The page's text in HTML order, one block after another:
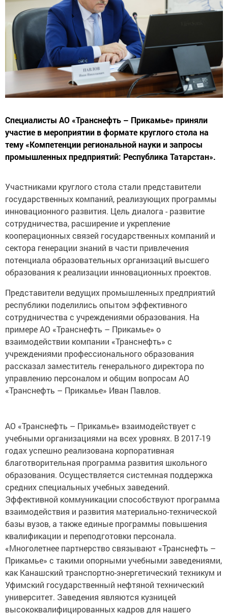
участие в мероприятии в формате круглого стола на
тему «Компетенции региональной науки и запросы
промышленных предприятий: Республика Татарстан».
государственных компаний, реализующих программы
инновационного развития. Цель диалога - развитие
сотрудничества, расширение и укрепление
кооперационных связей государственных компаний и
сектора генерации знаний в части привлечения
потенциала образовательных организаций высшего
образования к реализации инновационных проектов.
республики поделились опытом эффективного
сотрудничества с учреждениями образования. На
примере АО «Транснефть – Прикамье» о
взаимодействии компании «Транснефть» с
учреждениями профессионального образования
рассказал заместитель генерального директора по
управлению персоналом и общим вопросам АО
«Транснефть – Прикамье» Иван Павлов.
учебными организациями на всех уровнях. В 2017-19
годах успешно реализована корпоративная
благотворительная программа развития школьного
образования. Осуществляется системная поддержка
средних специальных учебных заведений.
Эффективной коммуникации способствуют программа
взаимодействия и развития материально-технической
базы вузов, а также единые программы повышения
квалификации и переподготовки персонала.
«Многолетнее партнерство связывают «Транснефть –
Прикамье» с такими опорными учебными заведениями,
как Канашский транспортно-энергетический техникум и
Уфимский государственный нефтяной технический
университет. Заведения являются кузницей
высококвалифицированных кадров для нашего